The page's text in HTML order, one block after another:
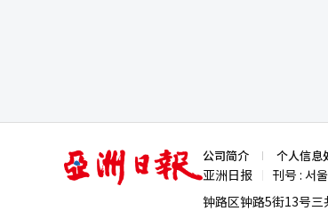
文化和社会。这不
与不同文化和背景的同龄人合作的未来教育。
学、研究机构、企
方学校教师和国内带
绕人工智能、气候
过程中，创造力、沟通能力、共情能
的科学家、企业家
赛》剧组后，最令
亲密的创作氛围。
有温度的人，而不
受电影本身，也能够在离开电影院之后
国大陆上映。截至3
亚
洲
日
公司简介 个人信息
亚洲日报 刊号 : 서
钟路区钟路5街13号三